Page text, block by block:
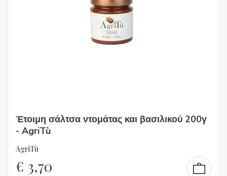
Έτοιμη σάλτσα ντομάτας και βασιλικού 200γ
- AgriTù
AgriTù
€ 3,70